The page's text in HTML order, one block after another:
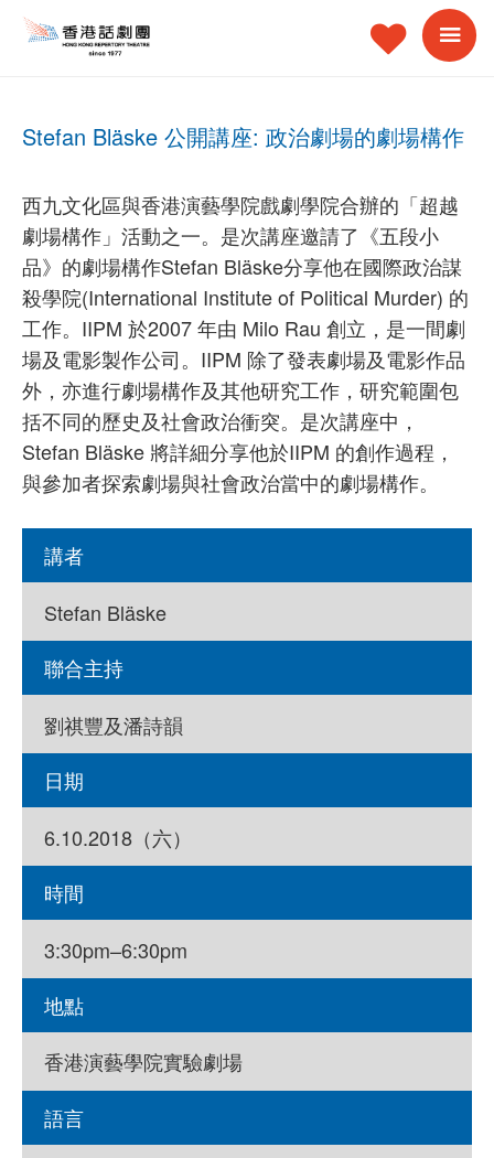
Stefan Bläske 公開講座: 政治劇場的劇場構作
西九文化區與香港演藝學院戲劇學院合辦的「超越
劇場構作」活動之一。是次講座邀請了《五段小
品》的劇場構作Stefan Bläske分享他在國際政治謀
殺學院(International Institute of Political Murder) 的
工作。IIPM 於2007 年由 Milo Rau 創立，是一間劇
場及電影製作公司。IIPM 除了發表劇場及電影作品
外，亦進行劇場構作及其他研究工作，研究範圍包
括不同的歷史及社會政治衝突。是次講座中，
Stefan Bläske 將詳細分享他於IIPM 的創作過程，
與參加者探索劇場與社會政治當中的劇場構作。
講者
Stefan Bläske
聯合主持
劉祺豐及潘詩韻
日期
6.10.2018（六）
時間
3:30pm–6:30pm
地點
香港演藝學院實驗劇場
語言